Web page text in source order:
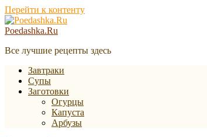
Перейти к контенту
Poedashka.Ru
Все лучшие рецепты здесь
Завтраки
Супы
Заготовки
Огурцы
Капуста
Арбузы